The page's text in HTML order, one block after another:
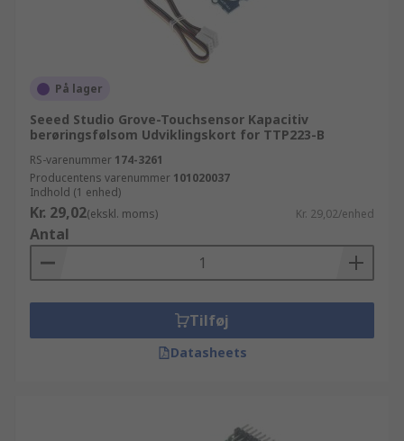
På lager
Seeed Studio Grove-Touchsensor Kapacitiv
berøringsfølsom Udviklingskort for TTP223-B
RS-varenummer 174-3261
Producentens varenummer 101020037
Indhold (1 enhed)
Kr. 29,02(ekskl. moms) Kr. 29,02/enhed
Antal
Tilføj
Datasheets